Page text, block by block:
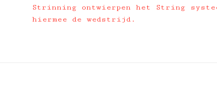
Strinning ontwierpen het String
hiermee de wedstrijd.